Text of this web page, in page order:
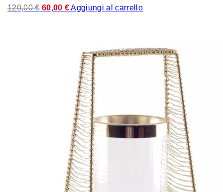
120,00€ Il
60,00 €Il
60,00 €.
Aggiungi al carrello